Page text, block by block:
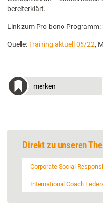
bereiterklärt.
Link zum Pro-bono-Programm:
Quelle:Training aktuell 05/22,
merken
Direkt zu unseren
Corporate Social
International Coach